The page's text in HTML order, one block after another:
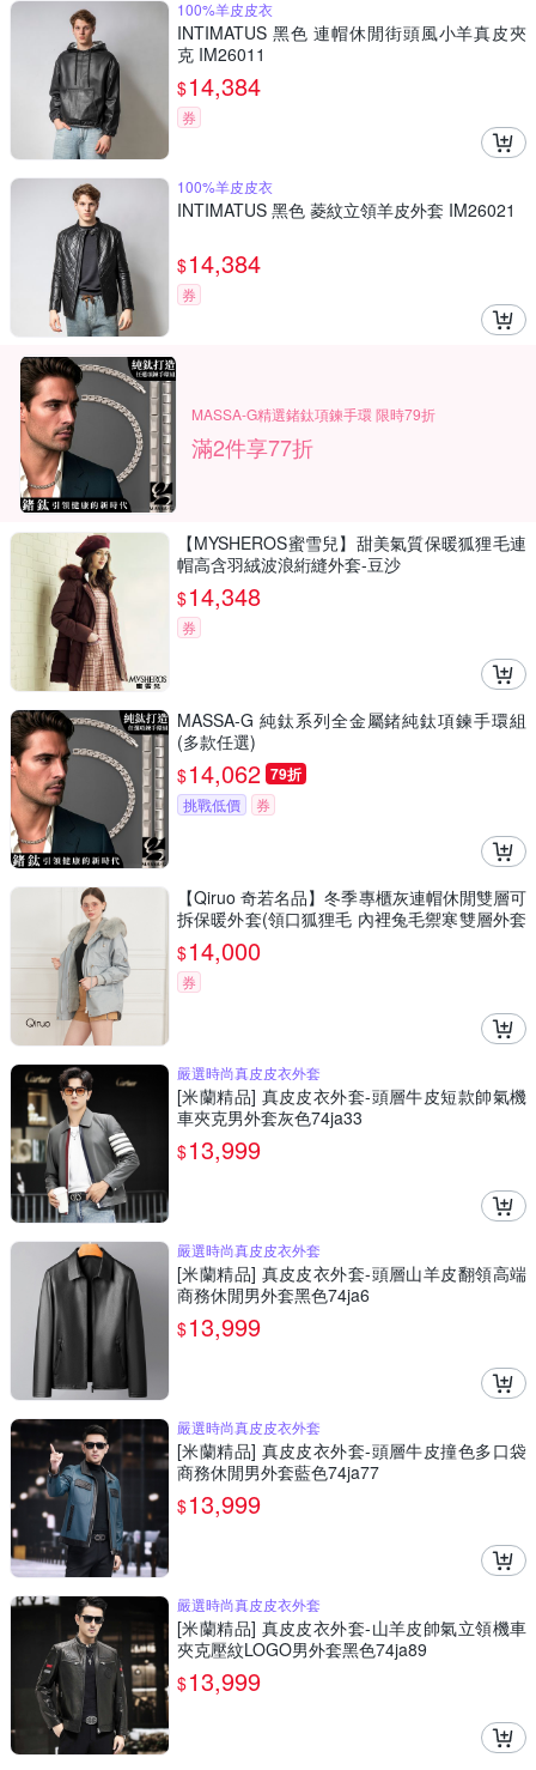
100%羊皮皮衣
INTIMATUS 黑色 連帽休閒街頭風小羊真皮夾
克 IM26011
$14,384
券
100%羊皮皮衣
INTIMATUS 黑色 菱紋立領羊皮外套 IM26021
$14,384
券
MASSA-G精選鍺鈦項鍊手環 限時79折
滿2件享77折
【MYSHEROS蜜雪兒】甜美氣質保暖狐狸毛連
帽高含羽絨波浪絎縫外套-豆沙
$14,348
券
MASSA-G 純鈦系列全金屬鍺純鈦項鍊手環組
(多款任選)
$14,062 79折
挑戰低價 券
【Qiruo 奇若名品】冬季專櫃灰連帽休閒雙層可
拆保暖外套(領口狐狸毛 內裡兔毛禦寒雙層外套
6360E)
$14,000
券
嚴選時尚真皮皮衣外套
[米蘭精品] 真皮皮衣外套-頭層牛皮短款帥氣機
車夾克男外套灰色74ja33
$13,999
嚴選時尚真皮皮衣外套
[米蘭精品] 真皮皮衣外套-頭層山羊皮翻領高端
商務休閒男外套黑色74ja6
$13,999
嚴選時尚真皮皮衣外套
[米蘭精品] 真皮皮衣外套-頭層牛皮撞色多口袋
商務休閒男外套藍色74ja77
$13,999
嚴選時尚真皮皮衣外套
[米蘭精品] 真皮皮衣外套-山羊皮帥氣立領機車
夾克壓紋LOGO男外套黑色74ja89
$13,999